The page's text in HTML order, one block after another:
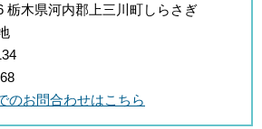
栃木県河内郡上三川町しらさぎ
のお問合わせはこちら